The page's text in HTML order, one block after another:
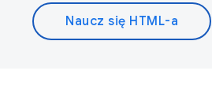
Naucz się HTML-a